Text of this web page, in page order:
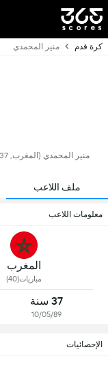
كرة قدم منير المحمدي
ملف اللاعب
معلومات اللاعب
المغرب
مباريات(40)
37 سنة
10/05/89
الإحصائيات